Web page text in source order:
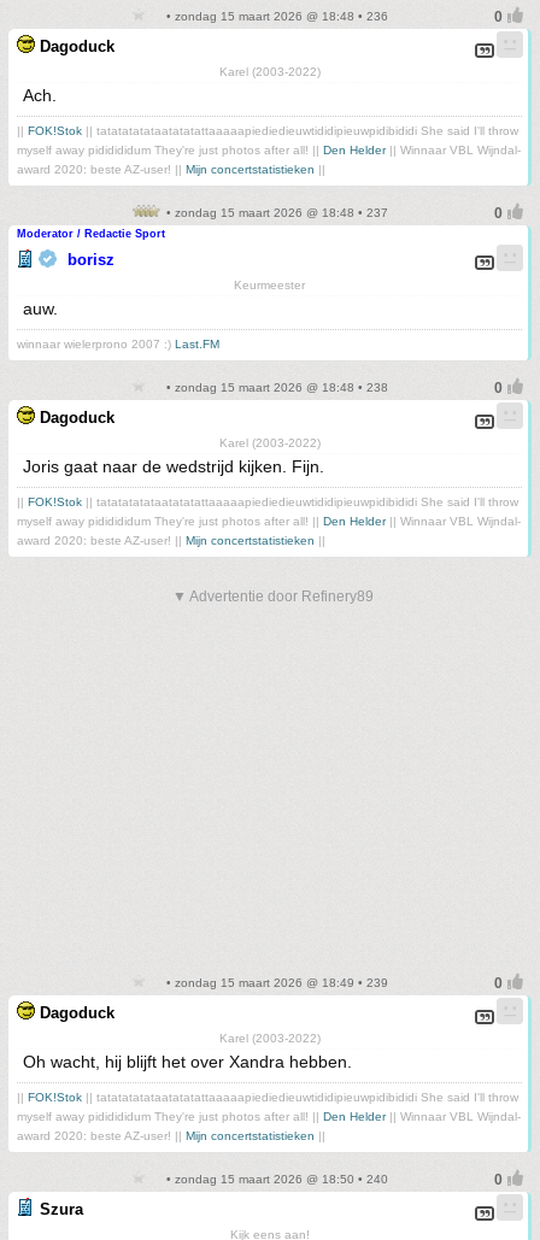
• zondag 15 maart 2026 @ 18:48 • 236
Dagoduck
Karel (2003-2022)
Ach.
FOK!Stok || tatatatatataatatatattaaaaapiediedieuwtididipieuwpidibididi She said I'll throw
myself away pididididum They're just photos after all! || Den Helder|| Winnaar VBL Wijndal-
award 2020: beste AZ-user! || Mijn concertstatistieken
• zondag 15 maart 2026 @ 18:48 • 237
Moderator / Redactie Sport
borisz
Keurmeester
auw.
winnaar wielerprono 2007 :) Last.FM
• zondag 15 maart 2026 @ 18:48 • 238
Dagoduck
Karel (2003-2022)
Joris gaat naar de wedstrijd kijken. Fijn.
FOK!Stok || tatatatatataatatatattaaaaapiediedieuwtididipieuwpidibididi She said I'll throw
myself away pididididum They're just photos after all! || Den Helder|| Winnaar VBL Wijndal-
award 2020: beste AZ-user! || Mijn concertstatistieken
▼ Advertentie door Refinery89
• zondag 15 maart 2026 @ 18:49 • 239
Dagoduck
Karel (2003-2022)
Oh wacht, hij blijft het over Xandra hebben.
FOK!Stok || tatatatatataatatatattaaaaapiediedieuwtididipieuwpidibididi She said I'll throw
myself away pididididum They're just photos after all! || Den Helder|| Winnaar VBL Wijndal-
award 2020: beste AZ-user! || Mijn concertstatistieken
• zondag 15 maart 2026 @ 18:50 • 240
Szura
Kijk eens aan!